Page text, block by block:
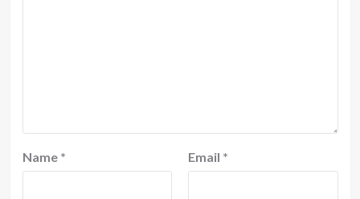
Name * Email *